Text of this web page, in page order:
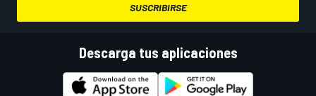
SUSCRIBIRSE
Descarga tus aplicaciones